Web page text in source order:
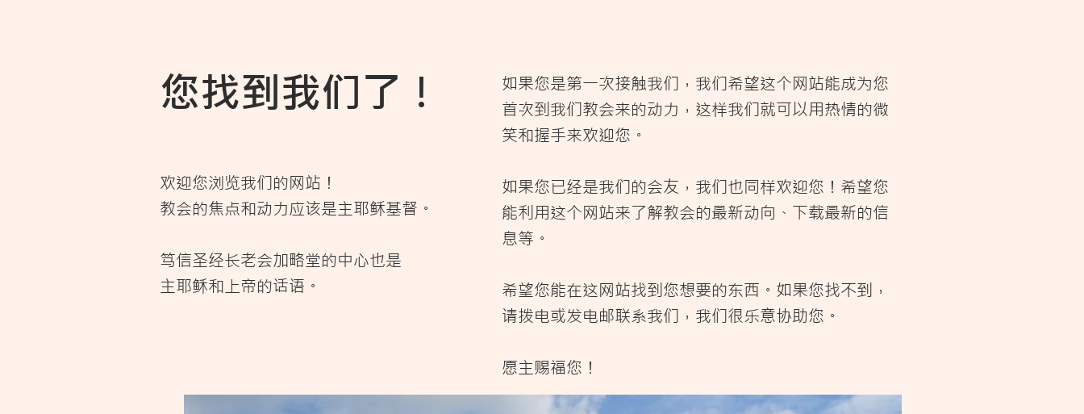
您找到我们了！
欢迎您浏览我们的网站！
教会的焦点和动力应该是主耶稣基督。
笃信圣经长老会加略堂的中心也是
主耶稣和上帝的话语。
如果您是第一次接触我们，我们希望这个网站能成为您
首次到我们教会来的动力，这样我们就可以用热情的微
笑和握手来欢迎您。
​如果您已经是我们的会友，我们也同样欢迎您！希望您
能利用这个网站来了解教会的最新动向、下载最新的信
息等。
​希望您能在这网站找到您想要的东西。如果您找不到，
请拨电或发电邮联系我们，我们很乐意协助您。
愿主赐福您！​